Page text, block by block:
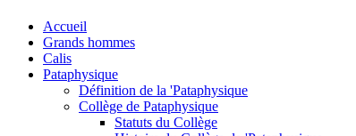
Accueil
Grands hommes
Calis
Pataphysique
Définition de la 'Pataphysique
Collège de Pataphysique
Statuts du Collège